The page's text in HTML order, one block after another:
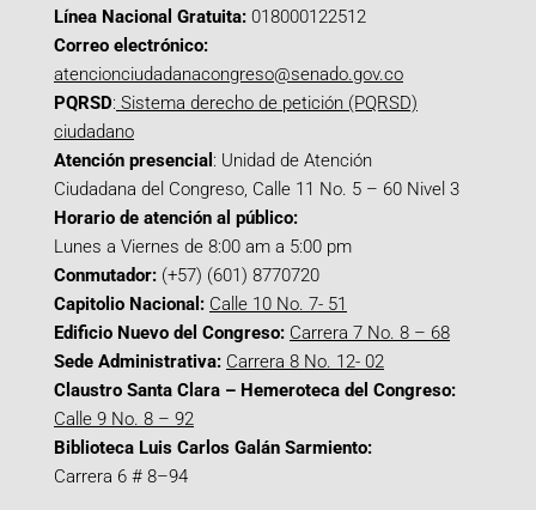
Línea Nacional Gratuita: 018000122512
Correo electrónico:
atencionciudadanacongreso@senado.gov.co
PQRSD: Sistema derecho de petición (PQRSD)
ciudadano
Atención presencial : Unidad de Atención
Ciudadana del Congreso, Calle 11 No. 5 – 60 Nivel 3
Horario de atención al público:
Lunes a Viernes de 8:00 am a 5:00 pm
Conmutador: (+57) (601) 8770720
Capitolio Nacional: Calle 10 No. 7- 51
Edificio Nuevo del Congreso: Carrera 7 No. 8 – 68
Sede Administrativa: Carrera 8 No. 12- 02
Claustro Santa Clara – Hemeroteca del Congreso:
Calle 9 No. 8 – 92
Biblioteca Luis Carlos Galán Sarmiento:
Carrera 6 # 8–94